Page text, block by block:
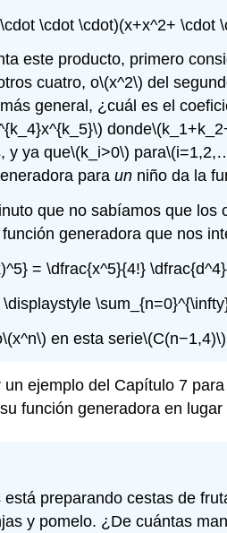
\cdot \cdot)(x+x^2+ \cdot
este producto, primero
cuatro, o\(x^2\) del
general, ¿cuál es el
donde
y ya que\(k_i>0\) para
para un niño da la
que no sabíamos que los
generadora que nos
= \dfrac{x^5}{4!}
\(x^n\) en esta serie\(C(n−1,4)\)
ejemplo del Capítulo 7
función generadora en lugar
preparando cestas de
y pomelo. ¿De cuántas